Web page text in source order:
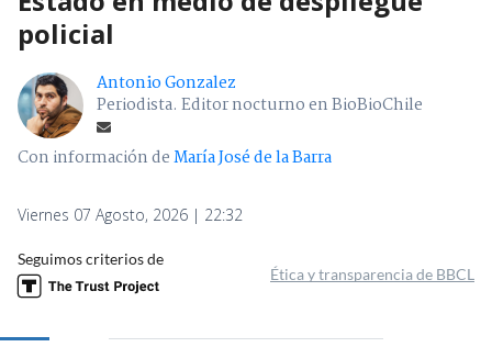
policial
Antonio Gonzalez
Periodista. Editor nocturno en BioBioChile
Con información deMaría José de la Barra
Viernes 07 Agosto, 2026 | 22:32
Seguimos criterios de
Ética y transparencia de BBCL